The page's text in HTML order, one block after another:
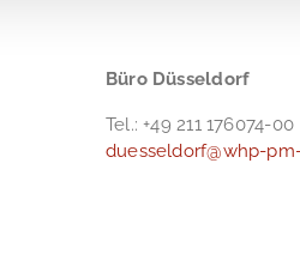
Büro Düsseldorf
Tel.: +49 211 176074-00
duesseldorf@whp-